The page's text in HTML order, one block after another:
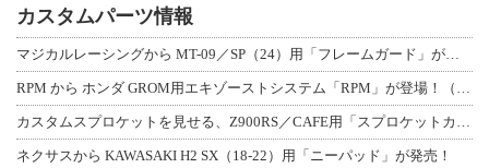
カスタムパーツ情報
マジカルレーシングから MT-09／SP（24）用「フレームガード」が登場！
RPM から ホンダ GROM用エキゾーストシステム「RPM」が登場！（動画あり
カスタムスプロケットを見せる、Z900RS／CAFE用「スプロケットカバーフルキ
ネクサスから KAWASAKI H2 SX（18-22）用「ニーパッド」が発売！